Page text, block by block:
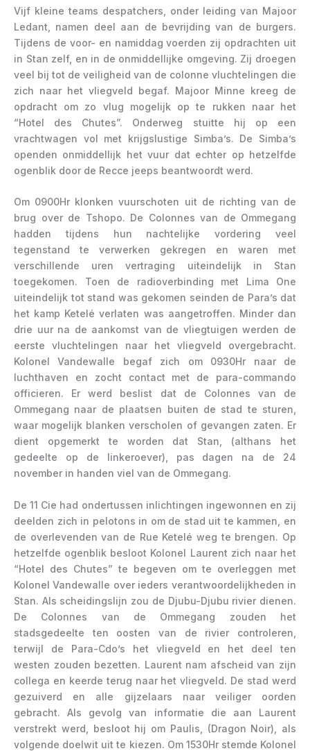
Vijf kleine teams despatchers, onder leiding van Majoor
Ledant, namen deel aan de bevrijding van de burgers.
Tijdens de voor- en namiddag voerden zij opdrachten uit
in Stan zelf, en in de onmiddellijke omgeving. Zij droegen
veel bij tot de veiligheid van de colonne vluchtelingen die
zich naar het vliegveld begaf. Majoor Minne kreeg de
opdracht om zo vlug mogelijk op te rukken naar het
“Hotel des Chutes”. Onderweg stuitte hij op een
vrachtwagen vol met krijgslustige Simba’s. De Simba’s
openden onmiddellijk het vuur dat echter op hetzelfde
ogenblik door de Recce jeeps beantwoordt werd.
Om 0900Hr klonken vuurschoten uit de richting van de
brug over de Tshopo. De Colonnes van de Ommegang
hadden tijdens hun nachtelijke vordering veel
tegenstand te verwerken gekregen en waren met
verschillende uren vertraging uiteindelijk in Stan
toegekomen. Toen de radioverbinding met Lima One
uiteindelijk tot stand was gekomen seinden de Para’s dat
het kamp Ketelé verlaten was aangetroffen. Minder dan
drie uur na de aankomst van de vliegtuigen werden de
eerste vluchtelingen naar het vliegveld overgebracht.
Kolonel Vandewalle begaf zich om 0930Hr naar de
luchthaven en zocht contact met de para-commando
officieren. Er werd beslist dat de Colonnes van de
Ommegang naar de plaatsen buiten de stad te sturen,
waar mogelijk blanken verscholen of gevangen zaten. Er
dient opgemerkt te worden dat Stan, (althans het
gedeelte op de linkeroever), pas dagen na de 24
november in handen viel van de Ommegang.
De 11 Cie had ondertussen inlichtingen ingewonnen en zij
deelden zich in pelotons in om de stad uit te kammen, en
de overlevenden van de Rue Ketelé weg te brengen. Op
hetzelfde ogenblik besloot Kolonel Laurent zich naar het
“Hotel des Chutes” te begeven om te overleggen met
Kolonel Vandewalle over ieders verantwoordelijkheden in
Stan. Als scheidingslijn zou de Djubu-Djubu rivier dienen.
De Colonnes van de Ommegang zouden het
stadsgedeelte ten oosten van de rivier controleren,
terwijl de Para-Cdo’s het vliegveld en het deel ten
westen zouden bezetten. Laurent nam afscheid van zijn
collega en keerde terug naar het vliegveld. De stad werd
gezuiverd en alle gijzelaars naar veiliger oorden
gebracht. Als gevolg van informatie die aan Laurent
verstrekt werd, besloot hij om Paulis, (Dragon Noir), als
volgende doelwit uit te kiezen. Om 1530Hr stemde Kolonel